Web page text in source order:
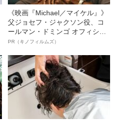
《映画『Michael／マイケル』》
父ジョセフ・ジャクソン役、コ
ールマン・ドミンゴ オフィシャ
ルインタビュー“観客を魅了した
語る”《日本興収70億円突破》
PR（キノフィルムズ）